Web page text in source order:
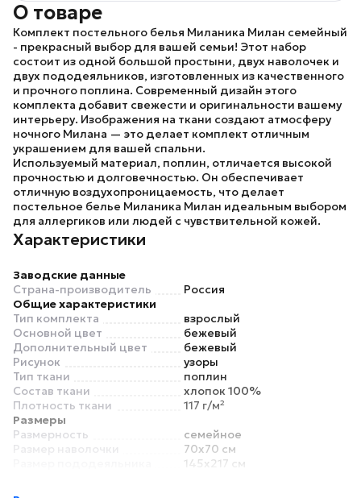
О товаре
Комплект постельного белья Миланика Милан семейный
- прекрасный выбор для вашей семьи! Этот набор
состоит из одной большой простыни, двух наволочек и
двух пододеяльников, изготовленных из качественного
и прочного поплина. Современный дизайн этого
комплекта добавит свежести и оригинальности вашему
интерьеру. Изображения на ткани создают атмосферу
ночного Милана — это делает комплект отличным
украшением для вашей спальни.
Используемый материал, поплин, отличается высокой
прочностью и долговечностью. Он обеспечивает
отличную воздухопроницаемость, что делает
постельное белье Миланика Милан идеальным выбором
для аллергиков или людей с чувствительной кожей.
Характеристики
Заводские данные
Страна-производитель
Россия
Общие характеристики
Тип комплекта
взрослый
Основной цвет
бежевый
Дополнительный цвет
бежевый
Рисунок
узоры
Тип ткани
поплин
Состав ткани
хлопок 100%
Плотность ткани
117 г/м²
Размеры
Размерность
семейное
Размер наволочки
70x70 см
145x217 см